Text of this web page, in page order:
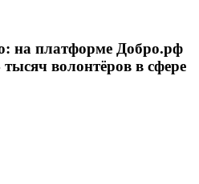
на платформе Добро.рф
волонтёров в сфере